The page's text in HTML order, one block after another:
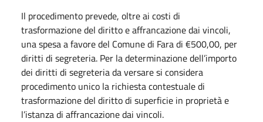
Il procedimento prevede, oltre ai costi di
trasformazione del diritto e affrancazione dai vincoli,
una spesa a favore del Comune di Fara di €500,00, per
diritti di segreteria. Per la determinazione dell’importo
dei diritti di segreteria da versare si considera
procedimento unico la richiesta contestuale di
trasformazione del diritto di superficie in proprietà e
l’istanza di affrancazione dai vincoli.